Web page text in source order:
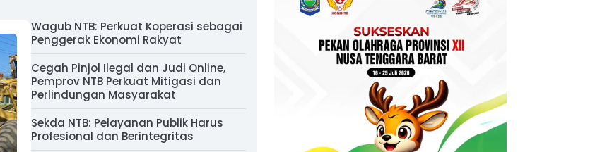
Wagub NTB: Perkuat Koperasi sebagai
Penggerak Ekonomi Rakyat
Cegah Pinjol Ilegal dan Judi Online,
Pemprov NTB Perkuat Mitigasi dan
Perlindungan Masyarakat
Sekda NTB: Pelayanan Publik Harus
Profesional dan Berintegritas